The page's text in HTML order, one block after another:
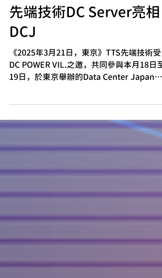
攜手DC POWER VIL. TTS
先端技術DC Server亮相
DCJ
《2025年3月21日，東京》TTS先端技術受
DC POWER VIL.之邀，共同參與本月18日至
2025 (DCJ2025)，展示了直流電技術及伺服
器創新應用的卓越成果。本次展會不僅是技
交流的盛會，同時也展示了最新...